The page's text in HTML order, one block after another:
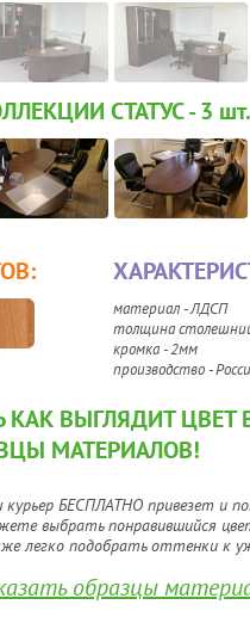
СТАТУС - 3 шт.
материал - ЛДСП
толщина
кромка - 2мм
производство -
КАК ВЫГЛЯДИТ
МАТЕРИАЛОВ!
БЕСПЛАТНО привезет и
выбрать понравившийся
легко подобрать оттенки к
образцы